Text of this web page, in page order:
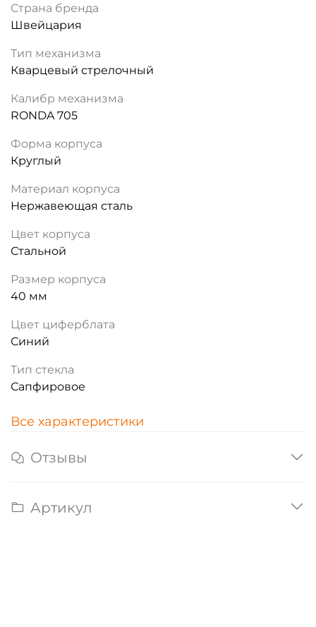
Страна бренда
Швейцария
Тип механизма
Кварцевый стрелочный
Калибр механизма
RONDA 705
Форма корпуса
Круглый
Материал корпуса
Нержавеющая сталь
Цвет корпуса
Стальной
Размер корпуса
40 мм
Цвет циферблата
Синий
Тип стекла
Сапфировое
Все характеристики
Отзывы
Артикул